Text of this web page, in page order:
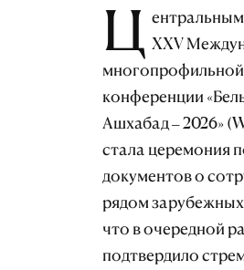
Ц XXV
многопрофильной
конференции
Ашхабад – 2026»
стала церемония
документов о
рядом
что в очередной
подтвердило